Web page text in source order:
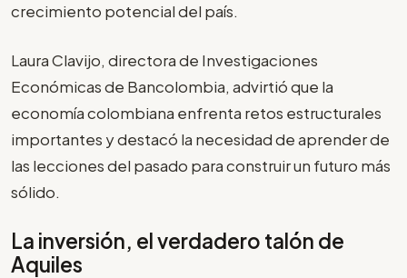
crecimiento potencial del país.
Laura Clavijo, directora de Investigaciones
Económicas de Bancolombia, advirtió que la
economía colombiana enfrenta retos estructurales
importantes y destacó la necesidad de aprender de
las lecciones del pasado para construir un futuro más
sólido.
La inversión, el verdadero talón de
Aquiles